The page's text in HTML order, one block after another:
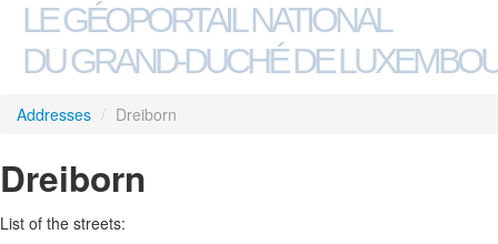
LE GÉOPORTAIL NATIONAL
DU GRAND-DUCHÉ DE
Addresses / Dreiborn
Dreiborn
List of the streets: